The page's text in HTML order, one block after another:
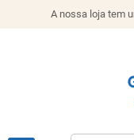
A nossa loja tem